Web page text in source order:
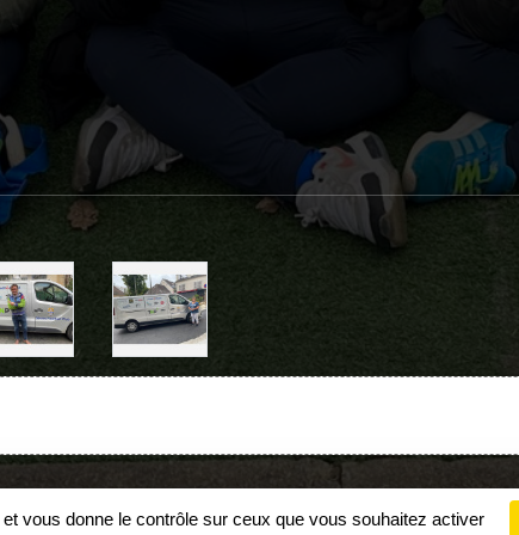
Gestion des cookies
vous donne le contrôle sur ceux que vous souhaitez activer